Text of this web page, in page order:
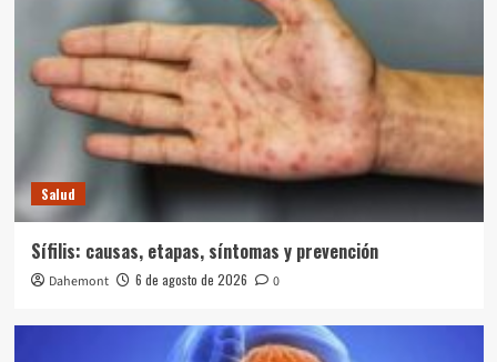
Salud
Sífilis: causas, etapas, síntomas y prevención
Dahemont 6 de agosto de 2026 0